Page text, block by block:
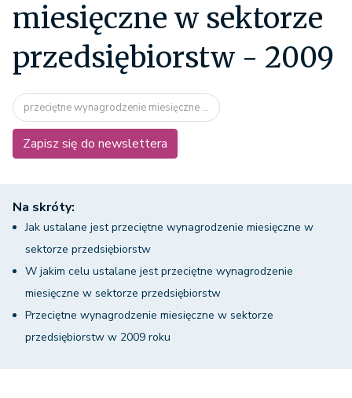
miesięczne w sektorze
przedsiębiorstw - 2009
przeciętne wynagrodzenie miesięczne ...
Zapisz się do newslettera
Na skróty:
Jak ustalane jest przeciętne wynagrodzenie miesięczne w
sektorze przedsiębiorstw
W jakim celu ustalane jest przeciętne wynagrodzenie
miesięczne w sektorze przedsiębiorstw
Przeciętne wynagrodzenie miesięczne w sektorze
przedsiębiorstw w 2009 roku